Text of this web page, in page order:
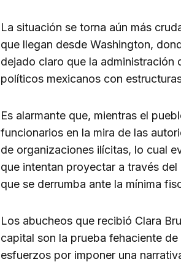
La situación se torna aún más
que llegan desde Washington,
dejado claro que la
políticos mexicanos con
Es alarmante que, mientras el
funcionarios en la mira de las
de organizaciones ilícitas, lo cual
que intentan proyectar a través
que se derrumba ante la mínima
Los abucheos que recibió Clara
capital son la prueba fehaciente
esfuerzos por imponer una